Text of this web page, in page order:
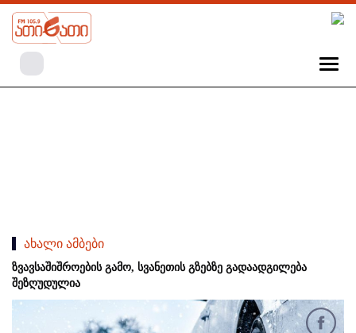
ახალი ამბები
ზვავსაშიშროების გამო, სვანეთის გზებზე გადაადგილება
შეზღუდულია